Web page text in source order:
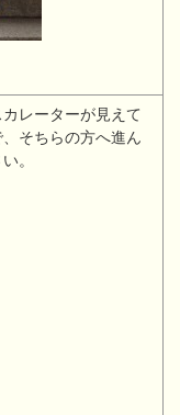
カレーターが見えて
、そちらの方へ進ん
。